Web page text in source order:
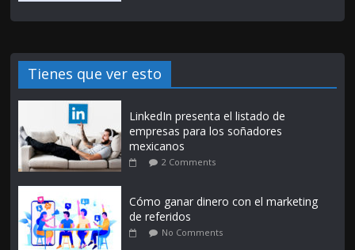
Tienes que ver esto
LinkedIn presenta el listado de
empresas para los soñadores
mexicanos
2 Comments
Cómo ganar dinero con el marketing
de referidos
No Comments